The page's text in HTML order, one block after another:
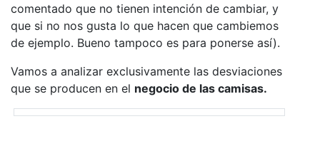
comentado que no tienen intención de cambiar, y
que si no nos gusta lo que hacen que cambiemos
de ejemplo. Bueno tampoco es para ponerse así).
Vamos a analizar exclusivamente las desviaciones
que se producen en el negocio de las camisas.